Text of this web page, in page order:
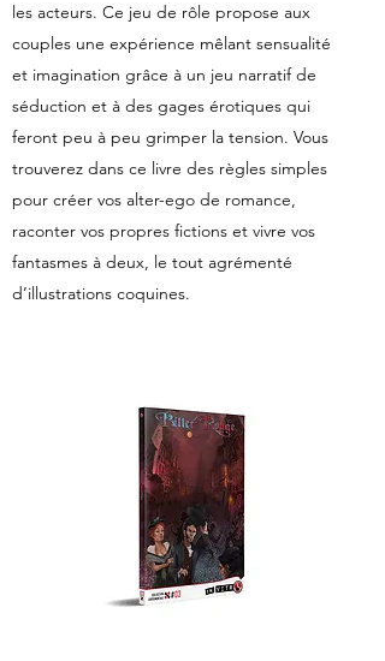
les acteurs. Ce jeu de rôle propose aux
couples une expérience mêlant sensualité
et imagination grâce à un jeu narratif de
séduction et à des gages érotiques qui
feront peu à peu grimper la tension. Vous
trouverez dans ce livre des règles simples
pour créer vos alter-ego de romance,
raconter vos propres fictions et vivre vos
fantasmes à deux, le tout agrémenté
d’illustrations coquines.